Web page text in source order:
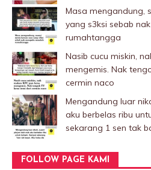
Masa mengandung,
yang s3ksi sebab
rumahtangga
Nasib cucu miskin,
mengemis. Nak
cermin naco
Mengandung luar
aku berbelas ribu
sekarang 1 sen tak
FOLLOW PAGE KAMI